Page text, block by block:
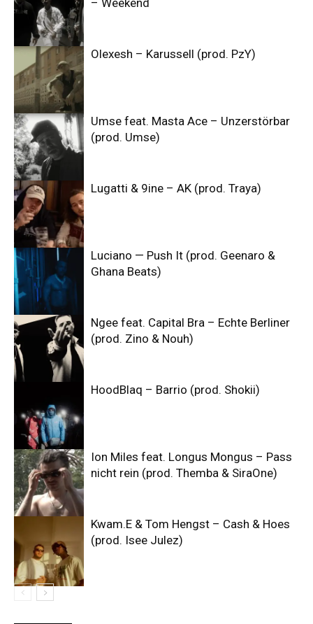
– Weekend
Olexesh – Karussell (prod. PzY)
Umse feat. Masta Ace – Unzerstörbar
(prod. Umse)
Lugatti & 9ine – AK (prod. Traya)
Luciano — Push It (prod. Geenaro &
Ghana Beats)
Ngee feat. Capital Bra – Echte Berliner
(prod. Zino & Nouh)
HoodBlaq – Barrio (prod. Shokii)
Ion Miles feat. Longus Mongus – Pass
nicht rein (prod. Themba & SiraOne)
Kwam.E & Tom Hengst – Cash & Hoes
(prod. Isee Julez)